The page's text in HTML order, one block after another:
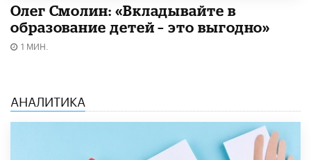
Олег Смолин: «Вкладывайте в
образование детей – это выгодно»
1 МИН.
АНАЛИТИКА